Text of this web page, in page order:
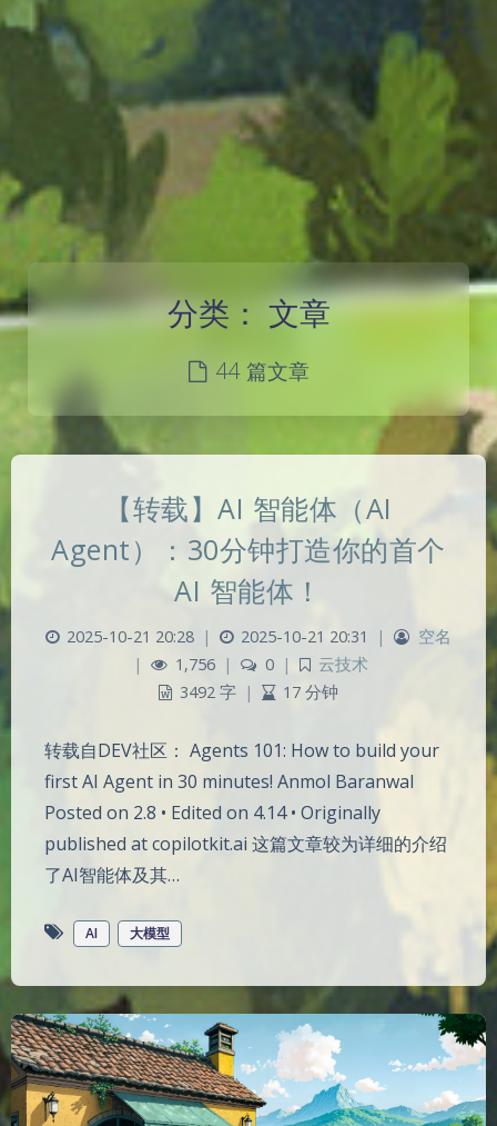
分类： 文章
44 篇文章
【转载】AI 智能体（AI
Agent）：30分钟打造你的首个
AI 智能体！
2025-10-21 20:28 | 2025-10-21 20:31 |
空名
|
1,756 | 0 |
云技术
3492 字 | 17 分钟
转载自DEV社区： Agents 101: How to build your
first AI Agent in 30 minutes! Anmol Baranwal
Posted on 2.8 • Edited on 4.14 • Originally
published at copilotkit.ai 这篇文章较为详细的介绍
了AI智能体及其…
AI 大模型